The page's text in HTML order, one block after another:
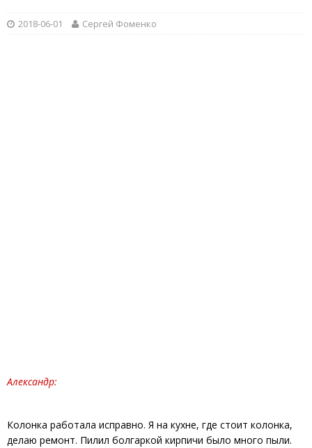
2018-06-01 Сергей Фоменко
Александр:
Колонка работала исправно. Я на кухне, где стоит колонка,
делаю ремонт. Пилил болгаркой кирпичи было много пыли.